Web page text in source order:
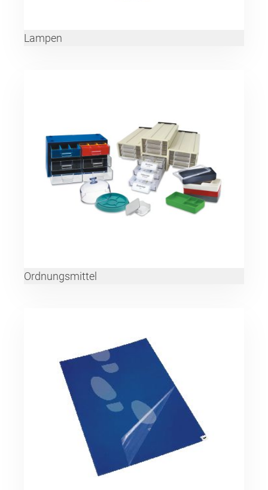
Lampen
Ordnungsmittel